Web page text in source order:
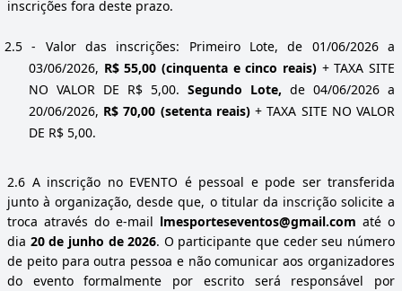
inscrições fora deste prazo.
2.5- Valor das inscrições: Primeiro Lote, de 01/06/2026 a
03/06/2026, R$ 55,00 (cinquenta e cinco reais) + TAXA SITE
NO VALOR DE R$ 5,00. Segundo Lote, de 04/06/2026 a
20/06/2026, R$ 70,00 (setenta reais)+ TAXA SITE NO VALOR
DE R$ 5,00.
2.6 A inscrição no EVENTO é pessoal e pode ser transferida
junto à organização, desde que, o titular da inscrição solicite a
troca através do e-mail lmesporteseventos@gmail.com até o
dia 20 de junho de 2026. O participante que ceder seu número
de peito para outra pessoa e não comunicar aos organizadores
do evento formalmente por escrito será responsável por